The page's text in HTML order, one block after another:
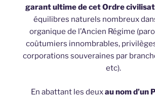
garant ultime de cet Ordre
équilibres naturels nombreux
organique de l’Ancien Régime
coûtumiers innombrables,
corporations souveraines par
etc).
En abattant les deuxau nom d’un